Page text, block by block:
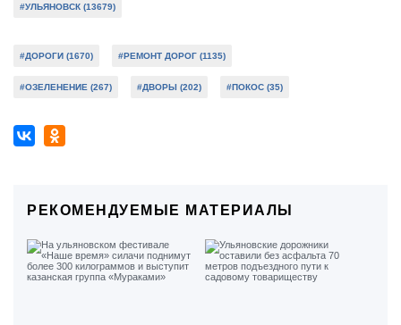
#УЛЬЯНОВСК (13679)
#ДОРОГИ (1670) #РЕМОНТ ДОРОГ (1135)
#ОЗЕЛЕНЕНИЕ (267) #ДВОРЫ (202) #ПОКОС (35)
РЕКОМЕНДУЕМЫЕ МАТЕРИАЛЫ